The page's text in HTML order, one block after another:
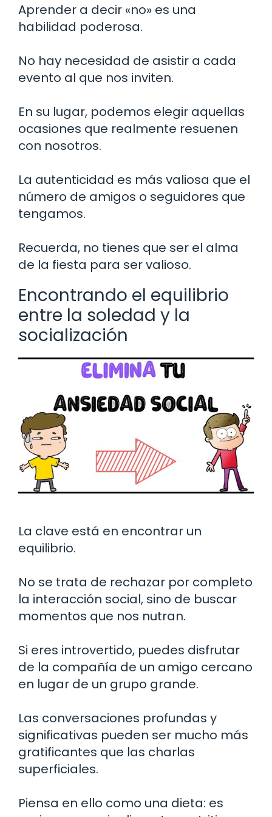
Aprender a decir «no» es una
habilidad poderosa.
No hay necesidad de asistir a cada
evento al que nos inviten.
En su lugar, podemos elegir aquellas
ocasiones que realmente resuenen
con nosotros.
La autenticidad es más valiosa que el
número de amigos o seguidores que
tengamos.
Recuerda, no tienes que ser el alma
de la fiesta para ser valioso.
Encontrando el equilibrio
entre la soledad y la
socialización
La clave está en encontrar un
equilibrio.
No se trata de rechazar por completo
la interacción social, sino de buscar
momentos que nos nutran.
Si eres introvertido, puedes disfrutar
de la compañía de un amigo cercano
en lugar de un grupo grande.
Las conversaciones profundas y
significativas pueden ser mucho más
gratificantes que las charlas
superficiales.
Piensa en ello como una dieta: es